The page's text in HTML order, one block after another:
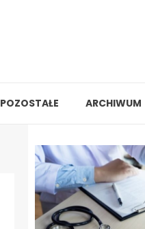
POZOSTAŁE ARCHIWUM